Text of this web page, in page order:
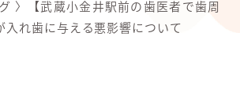
〉
【武蔵小金井駅前の歯医者で歯周
入れ歯に与える悪影響について